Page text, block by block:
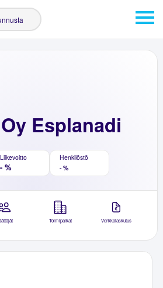
Esplanadi
Liikevoitto
- %
Henkilöstö
- %
Toimipaikat Verkkolaskutus